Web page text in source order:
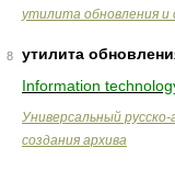
утилита обновления и
8
утилита
Information
Универсальный русско-
создания архива